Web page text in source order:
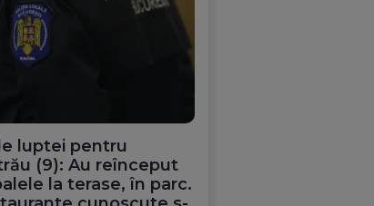
unul 5D
luptei pentru
(9): Au reînceput
la terase, în parc.